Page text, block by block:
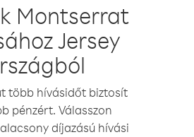
Montserrat
Jersey
több hívásidőt biztosít
pénzért. Válasszon
díjazású hívási